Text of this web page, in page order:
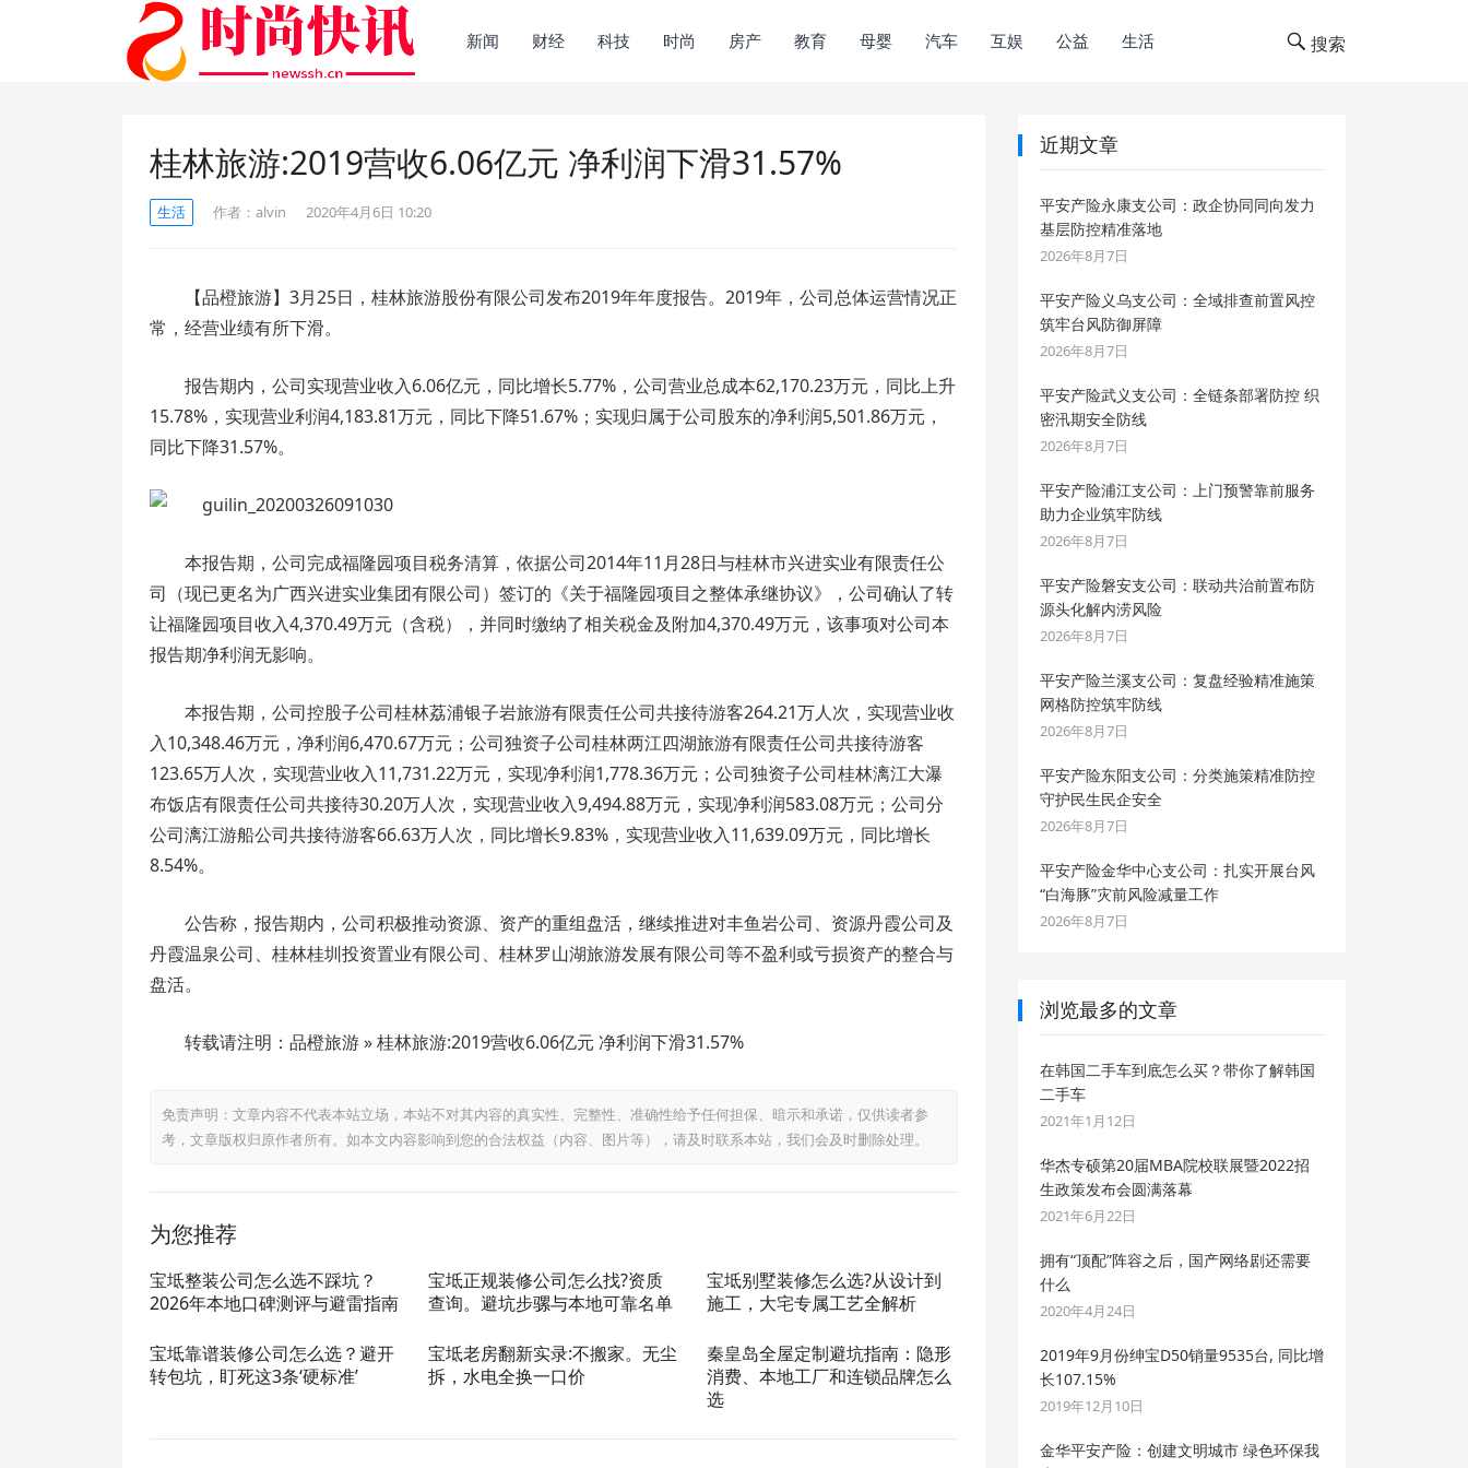
新闻 财经 科技 时尚 房产 教育 母婴 汽车 互娱 公益 生活 搜索
桂林旅游:2019营收6.06亿元 净利润下滑31.57%
生活 作者： alvin 2020年4月6日 10:20
【品橙旅游】3月25日，桂林旅游股份有限公司发布2019年年度报告。2019年，公司总体运营情况正
常，经营业绩有所下滑。
报告期内，公司实现营业收入6.06亿元，同比增长5.77%，公司营业总成本62,170.23万元，同比上升
15.78%，实现营业利润4,183.81万元，同比下降51.67%；实现归属于公司股东的净利润5,501.86万元，
同比下降31.57%。
本报告期，公司完成福隆园项目税务清算，依据公司2014年11月28日与桂林市兴进实业有限责任公
司（现已更名为广西兴进实业集团有限公司）签订的《关于福隆园项目之整体承继协议》，公司确认了转
让福隆园项目收入4,370.49万元（含税），并同时缴纳了相关税金及附加4,370.49万元，该事项对公司本
报告期净利润无影响。
本报告期，公司控股子公司桂林荔浦银子岩旅游有限责任公司共接待游客264.21万人次，实现营业收
入10,348.46万元，净利润6,470.67万元；公司独资子公司桂林两江四湖旅游有限责任公司共接待游客
123.65万人次，实现营业收入11,731.22万元，实现净利润1,778.36万元；公司独资子公司桂林漓江大瀑
布饭店有限责任公司共接待30.20万人次，实现营业收入9,494.88万元，实现净利润583.08万元；公司分
公司漓江游船公司共接待游客66.63万人次，同比增长9.83%，实现营业收入11,639.09万元，同比增长
8.54%。
公告称，报告期内，公司积极推动资源、资产的重组盘活，继续推进对丰鱼岩公司、资源丹霞公司及
丹霞温泉公司、桂林桂圳投资置业有限公司、桂林罗山湖旅游发展有限公司等不盈利或亏损资产的整合与
盘活。
转载请注明：品橙旅游 » 桂林旅游:2019营收6.06亿元 净利润下滑31.57%
免责声明：文章内容不代表本站立场，本站不对其内容的真实性、完整性、准确性给予任何担保、暗示和承诺，仅供读者参
考，文章版权归原作者所有。如本文内容影响到您的合法权益（内容、图片等），请及时联系本站，我们会及时删除处理。
为您推荐
宝坻整装公司怎么选不踩坑？
2026年本地口碑测评与避雷指南
宝坻正规装修公司怎么找?资质
查询。避坑步骡与本地可靠名单
宝坻别墅装修怎么选?从设计到
施工，大宅专属工艺全解析
宝坻靠谱装修公司怎么选？避开
转包坑，盯死这3条‘硬标准’
宝坻老房翻新实录:不搬家。无尘
拆，水电全换一口价
秦皇岛全屋定制避坑指南：隐形
消费、本地工厂和连锁品牌怎么
选
近期文章
平安产险永康支公司：政企协同同向发力
基层防控精准落地
2026年8月7日
平安产险义乌支公司：全域排查前置风控
筑牢台风防御屏障
2026年8月7日
平安产险武义支公司：全链条部署防控 织
密汛期安全防线
2026年8月7日
平安产险浦江支公司：上门预警靠前服务
助力企业筑牢防线
2026年8月7日
平安产险磐安支公司：联动共治前置布防
源头化解内涝风险
2026年8月7日
平安产险兰溪支公司：复盘经验精准施策
网格防控筑牢防线
2026年8月7日
平安产险东阳支公司：分类施策精准防控
守护民生民企安全
2026年8月7日
平安产险金华中心支公司：扎实开展台风
“白海豚”灾前风险减量工作
2026年8月7日
浏览最多的文章
在韩国二手车到底怎么买？带你了解韩国
二手车
2021年1月12日
华杰专硕第20届MBA院校联展暨2022招
生政策发布会圆满落幕
2021年6月22日
拥有“顶配”阵容之后，国产网络剧还需要
什么
2020年4月24日
2019年9月份绅宝D50销量9535台, 同比增
长107.15%
2019年12月10日
金华平安产险：创建文明城市 绿色环保我